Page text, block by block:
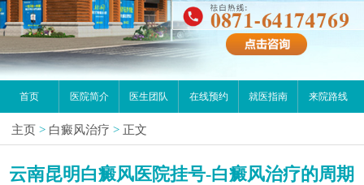
首页 医院简介 医生团队 在线预约 就医指南 来院路线
主页 > 白癜风治疗 > 正文
云南昆明白癜风医院挂号-白癜风治疗的周期